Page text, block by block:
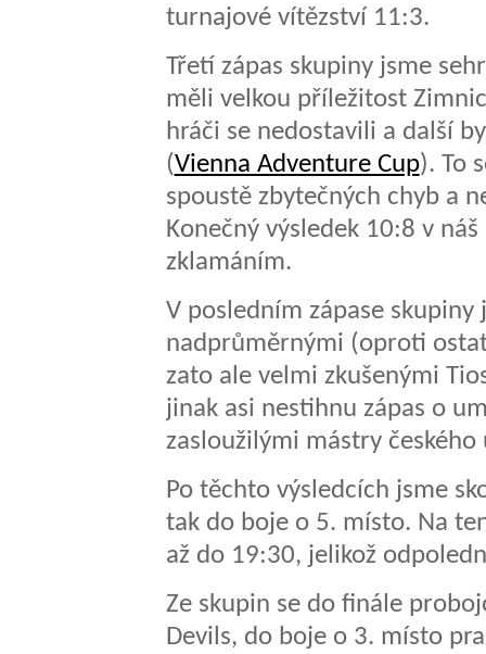
turnajové vítězství 11:3.
Třetí zápas skupiny jsme
měli velkou příležitost
hráči se nedostavili a další
(Vienna Adventure Cup). To
spoustě zbytečných chyb a
Konečný výsledek 10:8 v
zklamáním.
V posledním zápase skupiny
nadprůměrnými (oproti
zato ale velmi zkušenými
jinak asi nestihnu zápas o
zasloužilými mástry
Po těchto výsledcích jsme
tak do boje o 5. místo. Na
až do 19:30, jelikož
Ze skupin se do finále
Devils, do boje o 3. místo